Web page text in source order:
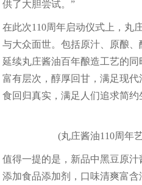
供了大胆尝试。”
在此次110周年启动仪式上，丸
与大众面世。包括原汁、原酿
延续丸庄酱油百年酿造工艺的
富有层次，醇厚回甘，满足现
食回归真实，满足人们追求简约
(丸庄酱油110周年
值得一提的是，新品中黑豆原
添加食品添加剂，口味清爽富